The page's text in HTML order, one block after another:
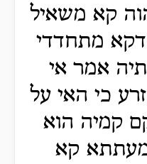
קא משאיל
מתחדדי
אמר אי
כי האי על
קמיה הוא
קא